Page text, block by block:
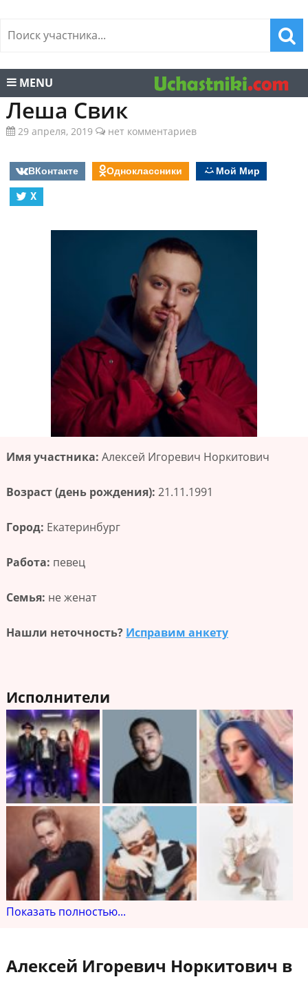
MENU
Леша Свик
29 апреля, 2019 нет комментариев
ВКонтакте Одноклассники
Мой Мир
X
Имя участника: Алексей Игоревич Норкитович
Возраст (день рождения): 21.11.1991
Город: Екатеринбург
Работа: певец
Семья: не женат
Нашли неточность? Исправим анкету
Исполнители
Показать полностью...
Алексей Игоревич Норкитович в